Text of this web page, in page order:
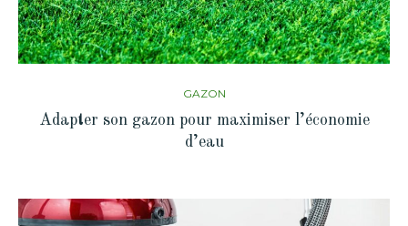
GAZON
Adapter son gazon pour maximiser l’économie
d’eau